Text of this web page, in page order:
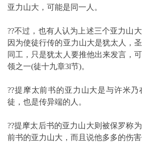
亚力山大，可能是同一人。
??不过，也有人认为上述三个亚力山
因为使徒行传的亚力山大是犹太人，
同工，只是犹太人要推他出来发言，
领之一(徒十九章3l节)。
??提摩太前书的亚力山大是与许米
徒，也是传异端的人。
??提摩太后书的亚力山大则被保罗称
前书的亚力山大，而且说他多多的伤害